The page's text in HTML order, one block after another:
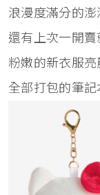
浪漫度滿分的
還有上次一開
粉嫩的新衣服
全部打包的筆